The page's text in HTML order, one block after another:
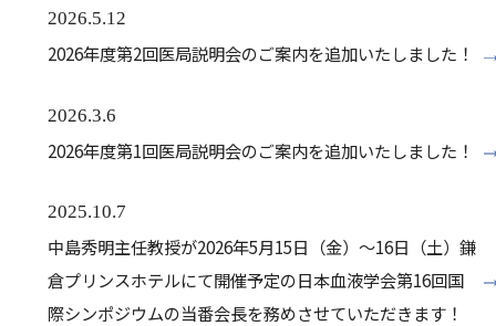
2026.5.12
2026年度第2回医局説明会のご案内を追加いたしました！
2026.3.6
2026年度第1回医局説明会のご案内を追加いたしました！
2025.10.7
中島秀明主任教授が2026年5月15日（金）～16日（土）鎌
倉プリンスホテルにて開催予定の日本血液学会第16回国
際シンポジウムの当番会長を務めさせていただきます！